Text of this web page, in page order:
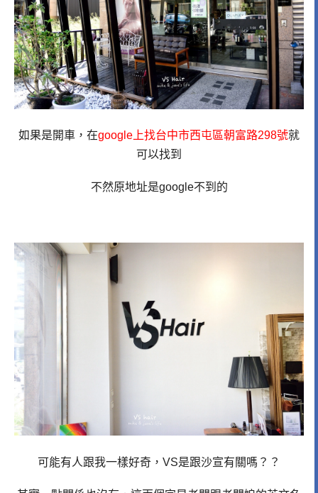
如果是開車，在google上找台中市西屯區朝富路298號就
可以找到
不然原地址是google不到的
可能有人跟我一樣好奇，VS是跟沙宣有關嗎？？